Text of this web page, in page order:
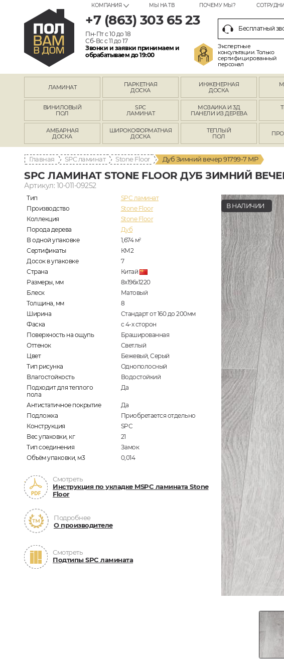
КОМПАНИЯ МЫ НА ТВ ПОЧЕМУ МЫ?
+7 (863) 303 65 23
Пн-Пт с 10 до 18
Сб-Вс с 11 до 17
Звонки и заявки принимаем и
обрабатываем до 19:00
Бесплатный
Экспертные
консультации. Только
сертифицированный
персонал
ЛАМИНАТ
ПАРКЕТНАЯ
ДОСКА
ИНЖЕНЕРНАЯ
ДОСКА
ВИНИЛОВЫЙ
ПОЛ
SPC
ЛАМИНАТ
МОЗАИКА И 3Д
ПАНЕЛИ ИЗ ДЕРЕВА
АМБАРНАЯ
ДОСКА
ШИРОКОФОРМАТНАЯ
ДОСКА
ТЕПЛЫЙ
ПОЛ
Главная SPC ламинат Stone Floor Дуб Зимний вечер 91799-7 MP
SPC ЛАМИНАТ STONE FLOOR ДУБ ЗИМНИЙ
Артикул: 10-011-09252
Тип
SPC ламинат
Производство
Stone Floor
Коллекция
Stone Floor
Порода дерева
Дуб
В одной упаковке
1,674 м2
Сертификаты
КМ2
Досок в упаковке
7
Страна
Китай
Размеры, мм
8x196x1220
Блеск
Матовый
Толщина, мм
8
Ширина
Стандарт от 160 до 200мм
Фаска
с 4-х сторон
Поверхность на ощупь
Брашированная
Оттенок
Светлый
Цвет
Бежевый, Серый
Тип рисунка
Однополосный
Влагостойкость
Водостойкий
Подходит для теплого
пола
Да
Антистатичное покрытие
Да
Подложка
Приобретается отдельно
Конструкция
SPC
Вес упаковки, кг
21
Тип соединения
Замок
Объём упаковки, м3
0,014
Смотреть
Инструкция по укладке MSPC ламината Stone
Floor
Подробнее
О производителе
Смотреть
Подтипы SPC ламината
В НАЛИЧИИ